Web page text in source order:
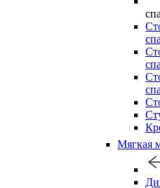
Мягкая